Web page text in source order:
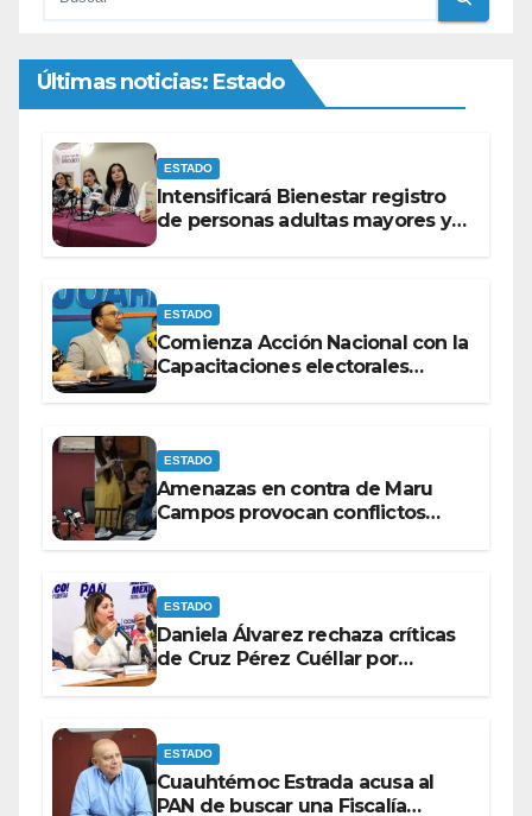
Últimas noticias: Estado
ESTADO
Intensificará Bienestar registro
de personas adultas mayores y
ESTADO
Comienza Acción Nacional con la
Capacitaciones electorales
ESTADO
Amenazas en contra de Maru
Campos provocan conflictos
ESTADO
Daniela Álvarez rechaza críticas
de Cruz Pérez Cuéllar por
ESTADO
Cuauhtémoc Estrada acusa al
PAN de buscar una Fiscalía